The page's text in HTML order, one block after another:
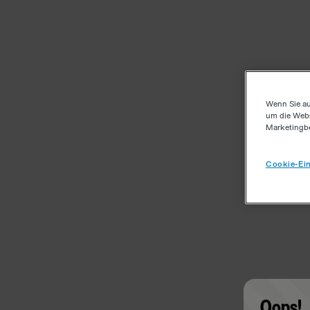
Wenn Sie
um die
Cookie-